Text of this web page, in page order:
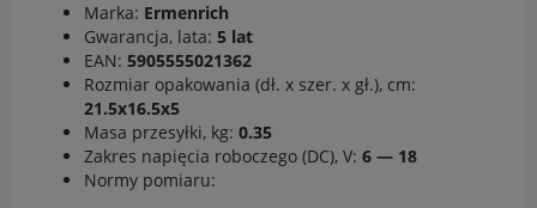
Marka: Ermenrich
Gwarancja, lata: 5 lat
EAN: 5905555021362
Rozmiar opakowania (dł. x szer. x gł.), cm:
21.5x16.5x5
Masa przesyłki, kg: 0.35
Zakres napięcia roboczego (DC), V: 6 — 18
Normy pomiaru: